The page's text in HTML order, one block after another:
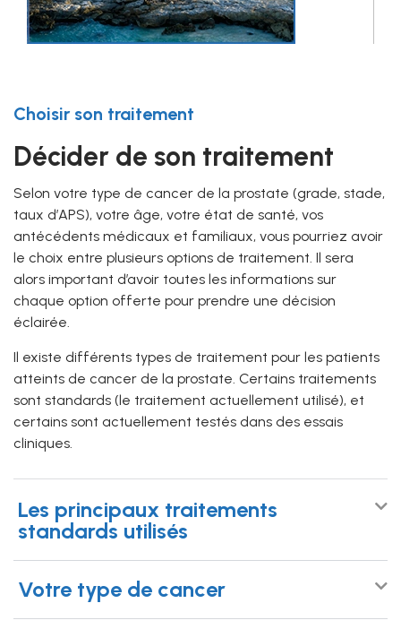
Choisir son traitement
Décider de son traitement
Selon votre type de cancer de la prostate (grade, stade,
taux d’APS), votre âge, votre état de santé, vos
antécédents médicaux et familiaux, vous pourriez avoir
le choix entre plusieurs options de traitement. Il sera
alors important d’avoir toutes les informations sur
chaque option offerte pour prendre une décision
éclairée.
Il existe différents types de traitement pour les patients
atteints de cancer de la prostate. Certains traitements
sont standards (le traitement actuellement utilisé), et
certains sont actuellement testés dans des essais
cliniques.
Les principaux traitements
standards utilisés
Votre type de cancer